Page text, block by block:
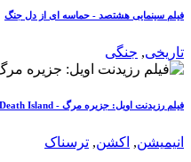
فیلم سینمایی هشتصد - حماسه ای از دل جنگ
تاریخی, جنگی
فیلم رزیدنت اویل: جزیره مرگ - Resident Evil: Death Island
انیمیشن, اکشن, ترسناک